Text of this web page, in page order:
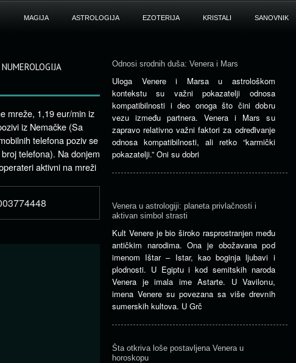
MAGIJA ASTROLOGIJA EZOTERIJA KRISTALI SANOVNIK
Odnosi srodnih duša: Venera i Mars
Uloga Venere i Marsa u astrološkom
kontekstu su važni pokazatelji odnosa
kompatibilnosti i deo onoga što čini dobru
vezu između partnera. Venera i Mars su
zapravo relativno važni faktori za određivanje
odnosa kompatibilnosti, ali retko “karmički
pokazatelji.” Oni su dobri
Venera u astrologiji: planeta privlačnosti i
aktivan simbol strasti
Kult Venere je bio široko rasprostranjen među
antičkim narodima. Ona je obožavana pod
imenom Ištar – Istar, kao boginja ljubavi i
plodnosti. U Egiptu i kod semitskih naroda
Venera je imala ime Astarte. U Vavilonu,
imena Venere su povezana sa više drevnih
sumerskih kultova. U Grč
Šta otkriva loše postavljena Venera u
horoskopu
mreže, 1,19 eur/min iz
iz Nemačke (Sa
telefona poziv se
telefona). Na donjem
aktivni na mreži